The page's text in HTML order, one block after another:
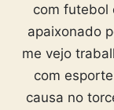
com futebol
apaixonado
me vejo
com
causa no